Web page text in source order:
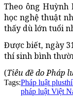
Theo ông
học nghệ thuật
thấy dù lớn tuổi
Được biết, ngày
thí sinh bình
(Tiêu đề do Pháp
Tags:Pháp luật plus
pháp luật Việt